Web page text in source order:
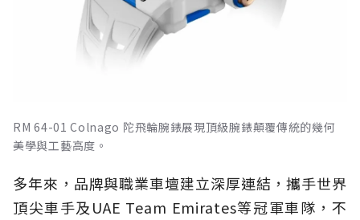
RM 64-01 Colnago 陀飛輪腕錶展現頂級腕錶顛覆傳統的幾何
美學與工藝高度。
多年來，品牌與職業車壇建立深厚連結，攜手世界
頂尖車手及UAE Team Emirates等冠軍車隊，不